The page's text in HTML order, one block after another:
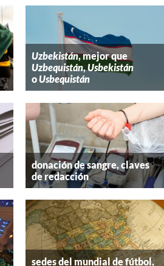
Uzbekistán, mejor que
Uzbequistán,Usbekistán
oUsbequistán
donación de sangre, claves
de redacción
sedes del mundial de fútbol,